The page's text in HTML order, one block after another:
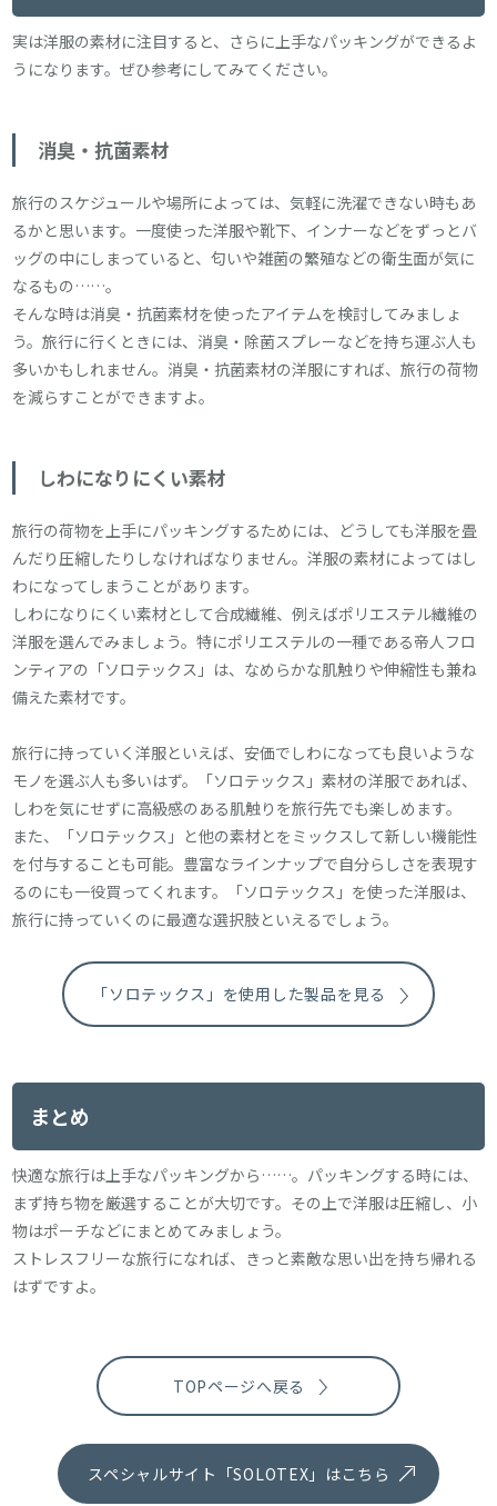
実は洋服の素材に注目すると、さらに上手なパッキングができるよ
うになります。ぜひ参考にしてみてください。
消臭・抗菌素材
旅行のスケジュールや場所によっては、気軽に洗濯できない時もあ
るかと思います。一度使った洋服や靴下、インナーなどをずっとバ
ッグの中にしまっていると、匂いや雑菌の繁殖などの衛生面が気に
なるもの……。
そんな時は消臭・抗菌素材を使ったアイテムを検討してみましょ
う。旅行に行くときには、消臭・除菌スプレーなどを持ち運ぶ人も
多いかもしれません。消臭・抗菌素材の洋服にすれば、旅行の荷物
を減らすことができますよ。
しわになりにくい素材
旅行の荷物を上手にパッキングするためには、どうしても洋服を畳
んだり圧縮したりしなければなりません。洋服の素材によってはし
わになってしまうことがあります。
しわになりにくい素材として合成繊維、例えばポリエステル繊維の
洋服を選んでみましょう。特にポリエステルの一種である帝人フロ
ンティアの「ソロテックス」は、なめらかな肌触りや伸縮性も兼ね
備えた素材です。
旅行に持っていく洋服といえば、安価でしわになっても良いような
モノを選ぶ人も多いはず。「ソロテックス」素材の洋服であれば、
しわを気にせずに高級感のある肌触りを旅行先でも楽しめます。
また、「ソロテックス」と他の素材とをミックスして新しい機能性
を付与することも可能。豊富なラインナップで自分らしさを表現す
るのにも一役買ってくれます。「ソロテックス」を使った洋服は、
旅行に持っていくのに最適な選択肢といえるでしょう。
「ソロテックス」を使用した製品を見る
まとめ
快適な旅行は上手なパッキングから……。パッキングする時には、
まず持ち物を厳選することが大切です。その上で洋服は圧縮し、小
物はポーチなどにまとめてみましょう。
ストレスフリーな旅行になれば、きっと素敵な思い出を持ち帰れる
はずですよ。
TOPページへ戻る
スペシャルサイト「SOLOTEX」はこちら